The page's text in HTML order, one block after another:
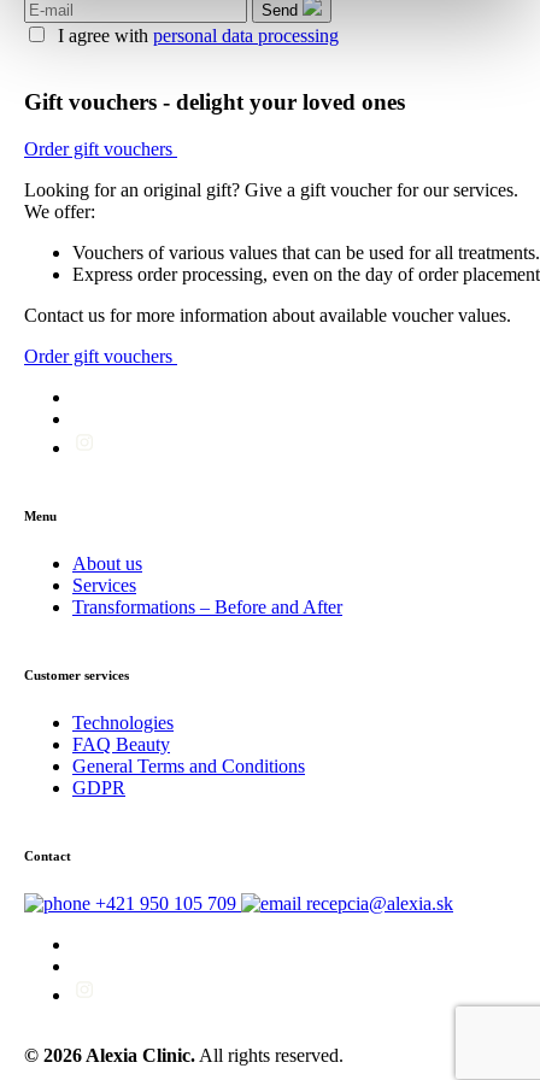
Send
I agree with personal data processing
Gift vouchers - delight your loved ones
Order gift vouchers
Looking for an original gift? Give a gift voucher for our services.
We offer:
Vouchers of various values that can be used for all treatments.
Express order processing, even on the day of order
Contact us for more information about available voucher values.
Order gift vouchers
Menu
About us
Services
Transformations – Before and After
Customer services
Technologies
FAQ Beauty
General Terms and Conditions
GDPR
Contact
+421 950 105 709 recepcia@alexia.sk
© 2026 Alexia Clinic. All rights reserved.